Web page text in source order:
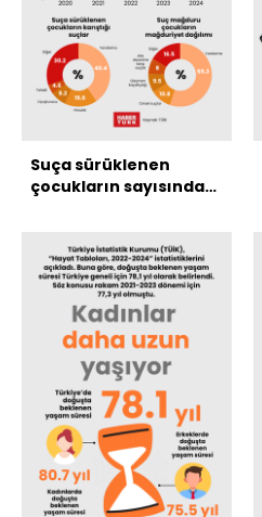
Suça sürüklenen
çocukların sayısında